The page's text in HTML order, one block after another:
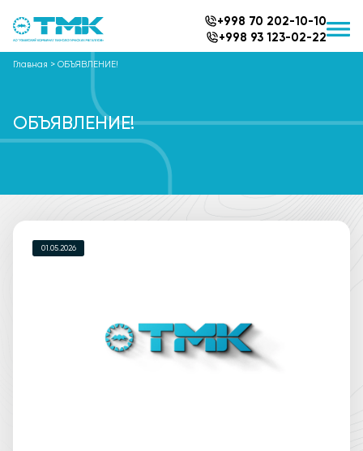
+998 70 202-10-10
+998 93 123-02-22
Главная > ОБЪЯВЛЕНИЕ!
ОБЪЯВЛЕНИЕ!
01.05.2026